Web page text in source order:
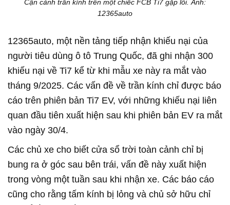
Cận cảnh trần kính trên một chiếc FCB Ti7 gặp lỗi. Ảnh:
12365auto
12365auto, một nền tảng tiếp nhận khiếu nại của
người tiêu dùng ô tô Trung Quốc, đã ghi nhận 300
khiếu nại về Ti7 kể từ khi mẫu xe này ra mắt vào
tháng 9/2025. Các vấn đề về trần kính chỉ được báo
cáo trên phiên bản Ti7 EV, với những khiếu nại liên
quan đầu tiên xuất hiện sau khi phiên bản EV ra mắt
vào ngày 30/4.
Các chủ xe cho biết cửa sổ trời toàn cảnh chỉ bị
bung ra ở góc sau bên trái, vấn đề này xuất hiện
trong vòng một tuần sau khi nhận xe. Các báo cáo
cũng cho rằng tấm kính bị lỏng và chủ sở hữu chỉ